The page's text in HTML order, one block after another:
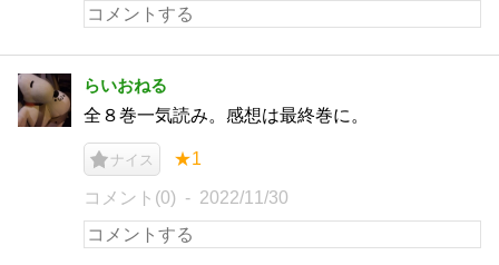
らいおねる
全８巻一気読み。感想は最終巻に。
ナイス ★1
コメント(0) 2022/11/30